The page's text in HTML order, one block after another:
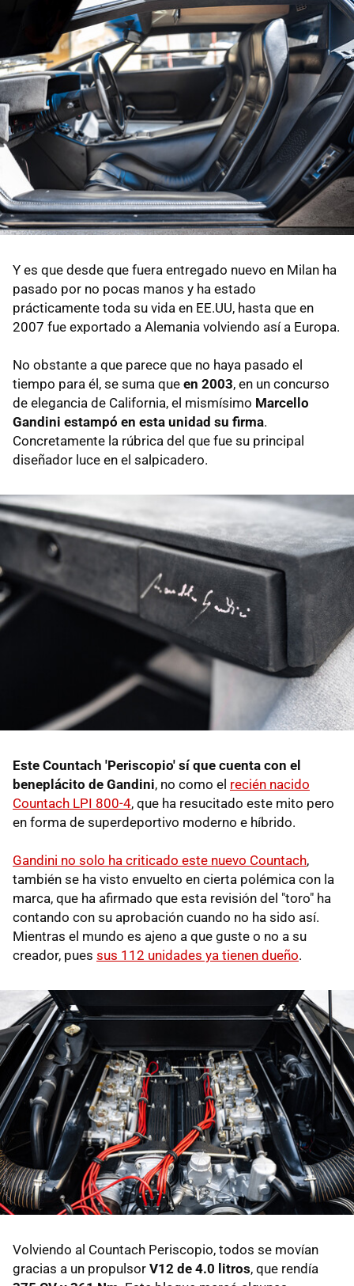
Y es que desde que fuera entregado nuevo en Milan ha
pasado por no pocas manos y ha estado
prácticamente toda su vida en EE.UU, hasta que en
2007 fue exportado a Alemania volviendo así a Europa.
No obstante a que parece que no haya pasado el
tiempo para él, se suma que en 2003, en un concurso
de elegancia de California, el mismísimo Marcello
Gandini estampó en esta unidad su firma.
Concretamente la rúbrica del que fue su principal
diseñador luce en el salpicadero.
Este Countach 'Periscopio' sí que cuenta con el
beneplácito de Gandini, no como el recién nacido
Countach LPI 800-4, que ha resucitado este mito pero
en forma de superdeportivo moderno e híbrido.
Gandini no solo ha criticado este nuevo Countach,
también se ha visto envuelto en cierta polémica con la
marca, que ha afirmado que esta revisión del "toro" ha
contando con su aprobación cuando no ha sido así.
Mientras el mundo es ajeno a que guste o no a su
creador, pues sus 112 unidades ya tienen dueño.
Volviendo al Countach Periscopio, todos se movían
gracias a un propulsor V12 de 4.0 litros, que rendía